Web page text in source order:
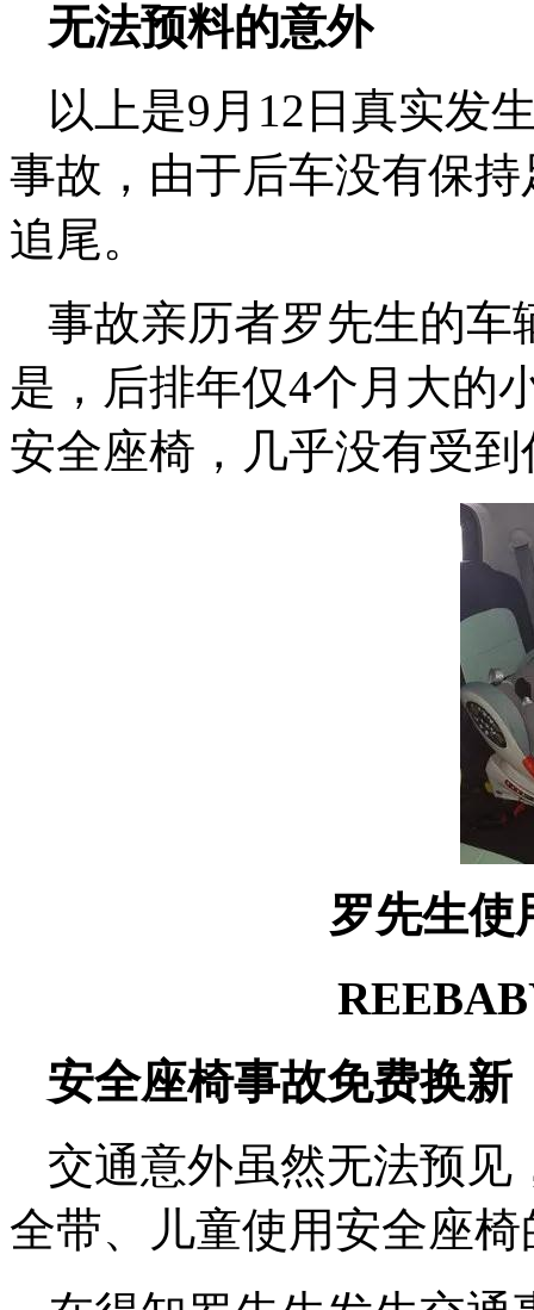
无法预料的意外
以上是9月12日真实发
事故，由于后车没有保
追尾。
事故亲历者罗先生的车
是，后排年仅4个月大的
安全座椅，几乎没有受
罗先生使
安全座椅事故免费换新
交通意外虽然无法预见
全带、儿童使用安全座